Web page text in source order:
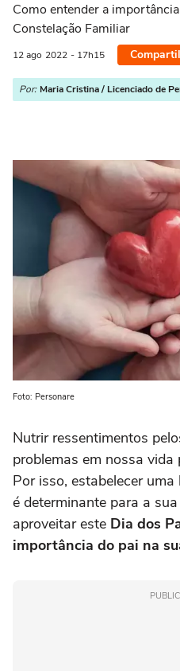
Como entender a
Constelação Familiar
12 ago 2022 - 17h15
Por: Maria Cristina / Licenciado de
Foto: Personare
Nutrir ressentimentos
problemas em nossa
Por isso, estabelecer
é determinante para a
aproveitar este Dia dos
importância do pai na